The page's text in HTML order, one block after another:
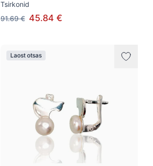
Tsirkonid
91.69 € 45.84 €
Laost otsas